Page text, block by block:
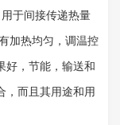
于间接传递热量
加热均匀，调温控
好，节能，输送和
，而且其用途和用